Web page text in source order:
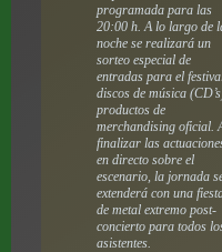
programada para las
20:00 h. A lo largo de
noche se realizará un
sorteo especial de
entradas para el
discos de música
productos de
merchandising oficial.
finalizar las
en directo sobre el
escenario, la jornada
extenderá con una
de metal extremo post-
concierto para todos
asistentes.